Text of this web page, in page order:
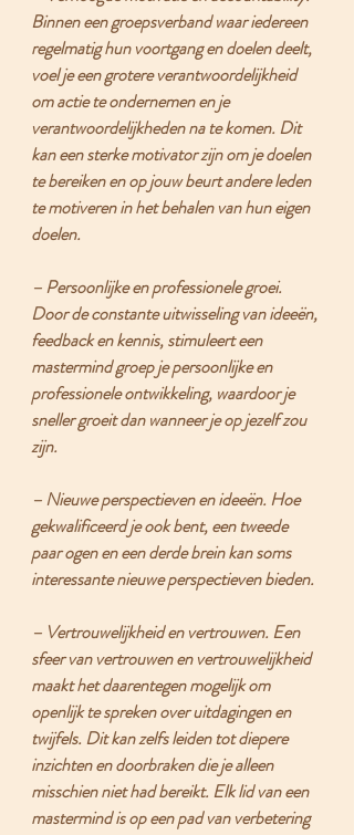
Binnen een groepsverband waar iedereen
regelmatig hun voortgang en doelen deelt,
voel je een grotere verantwoordelijkheid
om actie te ondernemen en je
verantwoordelijkheden na te komen. Dit
kan een sterke motivator zijn om je doelen
te bereiken en op jouw beurt andere leden
te motiveren in het behalen van hun eigen
doelen.
– Persoonlijke en professionele groei.
Door de constante uitwisseling van ideeën,
feedback en kennis, stimuleert een
mastermind groep je persoonlijke en
professionele ontwikkeling, waardoor je
sneller groeit dan wanneer je op jezelf zou
zijn.
– Nieuwe perspectieven en ideeën. Hoe
gekwalificeerd je ook bent, een tweede
paar ogen en een derde brein kan soms
interessante nieuwe perspectieven bieden.
– Vertrouwelijkheid en vertrouwen. Een
sfeer van vertrouwen en vertrouwelijkheid
maakt het daarentegen mogelijk om
openlijk te spreken over uitdagingen en
twijfels. Dit kan zelfs leiden tot diepere
inzichten en doorbraken die je alleen
misschien niet had bereikt. Elk lid van een
mastermind is op een pad van verbetering